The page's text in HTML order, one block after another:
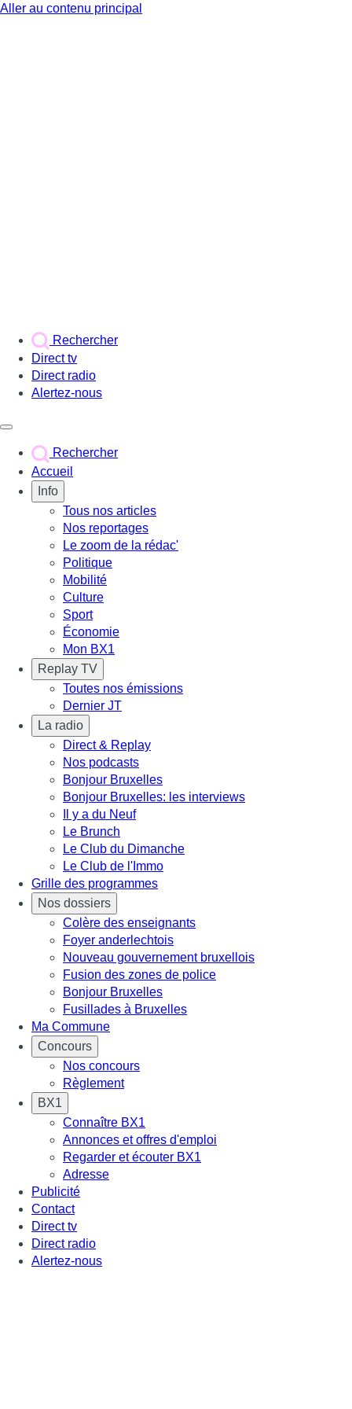
Aller au contenu principal
Rechercher
Direct tv
Direct radio
Alertez-nous
Rechercher
Accueil
Info
Tous nos articles
Nos reportages
Le zoom de la rédac'
Politique
Mobilité
Culture
Sport
Économie
Mon BX1
Replay TV
Toutes nos émissions
Dernier JT
La radio
Direct & Replay
Nos podcasts
Bonjour Bruxelles
Bonjour Bruxelles: les interviews
Il y a du Neuf
Le Brunch
Le Club du Dimanche
Le Club de l'Immo
Grille des programmes
Nos dossiers
Colère des enseignants
Foyer anderlechtois
Nouveau gouvernement bruxellois
Fusion des zones de police
Bonjour Bruxelles
Fusillades à Bruxelles
Ma Commune
Concours
Nos concours
Règlement
BX1
Connaître BX1
Annonces et offres d'emploi
Regarder et écouter BX1
Adresse
Publicité
Contact
Direct tv
Direct radio
Alertez-nous